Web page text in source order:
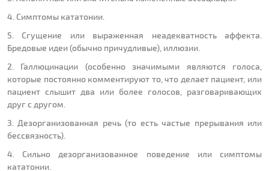
4. Симптомы кататонии.
5. Сгущение или выраженная неадекватность аффекта.
Бредовые идеи (обычно причудливые), иллюзии.
2. Галлюцинации (особенно значимыми являются голоса,
которые постоянно комментируют то, что делает пациент, или
пациент слышит два или более голосов, разговаривающих
друг с другом.
3. Дезорганизованная речь (то есть частые прерывания или
бессвязность).
4. Сильно дезорганизованное поведение или симптомы
кататонии.